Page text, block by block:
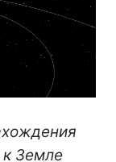
Земле